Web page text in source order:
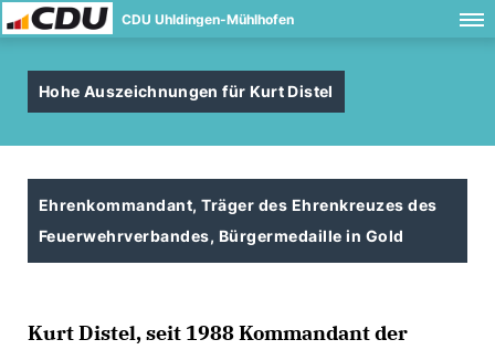
CDU Uhldingen-Mühlhofen
Hohe Auszeichnungen für Kurt Distel
Ehrenkommandant, Träger des Ehrenkreuzes des
Feuerwehrverbandes, Bürgermedaille in Gold
Kurt Distel, seit 1988 Kommandant der